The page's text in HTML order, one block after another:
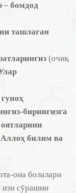
– бомдод
ташлаган
(очиқ
бирингизга
билим ва
она болалари
изн сўрашни